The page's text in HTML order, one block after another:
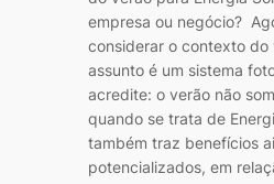
empresa ou negócio?
considerar o contexto do
assunto é um sistema
acredite: o verão não
quando se trata de
também traz benefícios
potencializados, em